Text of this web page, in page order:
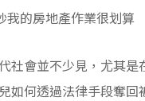
我的房地產作業很划算
社會並不少見，尤其
如何透過法律手段奪